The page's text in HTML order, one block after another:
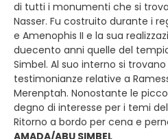
di tutti i monumenti che si
Nasser. Fu costruito durante i
e Amenophis II e la sua
duecento anni quelle del
Simbel. Al suo interno si
testimonianze relative a
Merenptah. Nonostante le
degno di interesse per i temi
Ritorno a bordo per cena e
AMADA/ABU SIMBEL